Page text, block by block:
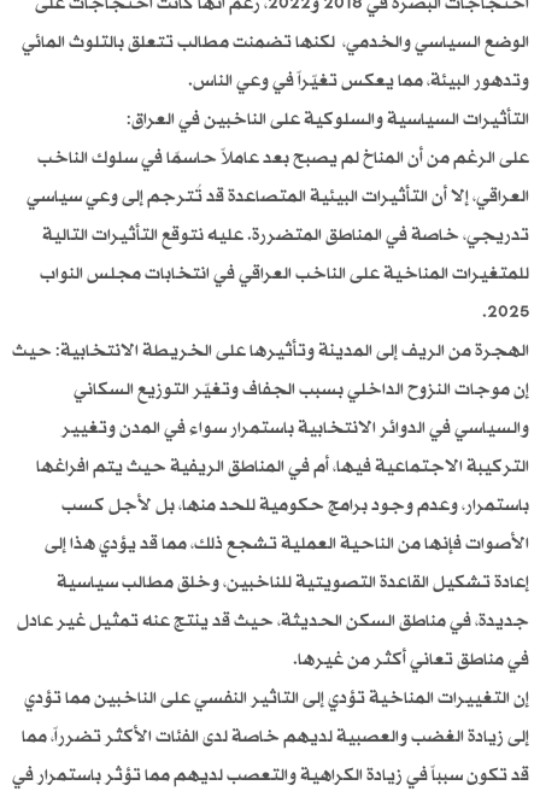
الوضع السياسي والخدمي، لكنها تضمنت مطالب تتعلق بالتلوث المائي
وتدهور البيئة، مما يعكس تغيّراً في وعي الناس.
التأثيرات السياسية والسلوكية على الناخبين في العراق:
على الرغم من أن المناخ لم يصبح بعد عاملاً حاسمًا في سلوك الناخب
العراقي، إلا أن التأثيرات البيئية المتصاعدة قد تُترجم إلى وعي سياسي
تدريجي، خاصة في المناطق المتضررة. عليه نتوقع التأثيرات التالية
للمتغيرات المناخية على الناخب العراقي في انتخابات مجلس النواب
2025.
الهجرة من الريف إلى المدينة وتأثيرها على الخريطة الانتخابية: حيث
إن موجات النزوح الداخلي بسبب الجفاف وتغيّر التوزيع السكاني
والسياسي في الدوائر الانتخابية باستمرار سواء في المدن وتغيير
التركيبة الاجتماعية فيها، أم في المناطق الريفية حيث يتم افراغها
باستمرار، وعدم وجود برامج حكومية للحد منها، بل لأجل كسب
الأصوات فإنها من الناحية العملية تشجع ذلك، مما قد يؤدي هذا إلى
إعادة تشكيل القاعدة التصويتية للناخبين، وخلق مطالب سياسية
جديدة، في مناطق السكن الحديثة، حيث قد ينتج عنه تمثيل غير عادل
في مناطق تعاني أكثر من غيرها.
إن التغييرات المناخية تؤدي إلى التاثير النفسي على الناخبين مما تؤدي
إلى زيادة الغضب والعصبية لديهم خاصة لدى الفئات الأكثر تضرراً، مما
قد تكون سبباً في زيادة الكراهية والتعصب لديهم مما تؤثر باستمرار في